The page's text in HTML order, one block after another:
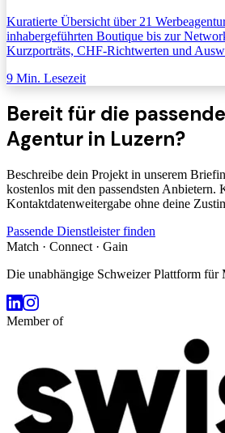
Kuratierte Übersicht über 21
inhabergeführten Boutique bis zur
Kurzporträts, CHF-Richtwerten und
9 Min. Lesezeit
Bereit für die passende
Agentur in Luzern?
Beschreibe dein Projekt in unserem
kostenlos mit den passendsten Anbietern.
Kontaktdatenweitergabe ohne deine
Passende Dienstleister finden
Match · Connect · Gain
Die unabhängige Schweizer Plattform für
Member of